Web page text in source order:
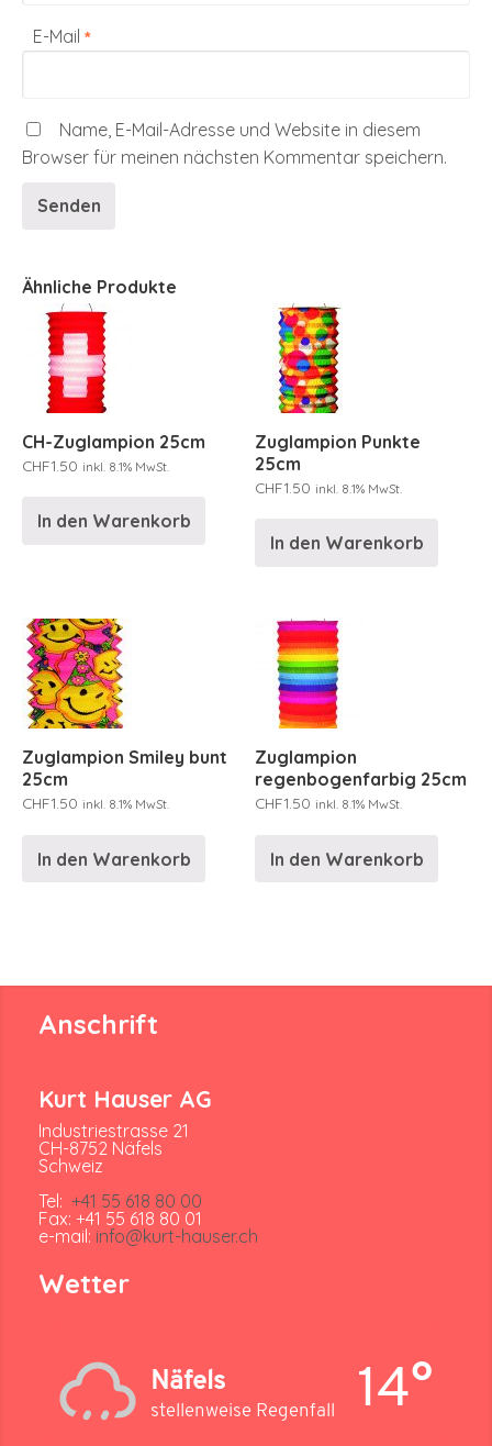
E-Mail *
Name, E-Mail-Adresse und Website in diesem
Browser für meinen nächsten Kommentar speichern.
Ähnliche Produkte
CH-Zuglampion 25cm
CHF1.50 inkl. 8.1% MwSt.
In den Warenkorb
Zuglampion Punkte
25cm
CHF1.50 inkl. 8.1% MwSt.
In den Warenkorb
Zuglampion Smiley bunt
25cm
CHF1.50 inkl. 8.1% MwSt.
In den Warenkorb
Zuglampion
regenbogenfarbig 25cm
CHF1.50 inkl. 8.1% MwSt.
In den Warenkorb
Anschrift
Kurt Hauser AG
Industriestrasse 21
CH-8752 Näfels
Schweiz
Tel: +41 55 618 80 00
Fax: +41 55 618 80 01
e-mail: info@kurt-hauser.ch
Wetter
Näfels
stellenweise Regenfall 14°